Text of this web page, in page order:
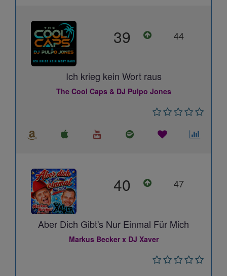
39 44
Ich krieg kein Wort raus
The Cool Caps & DJ Pulpo Jones
40 47
Aber Dich Gibt's Nur Einmal Für Mich
Markus Becker x DJ Xaver